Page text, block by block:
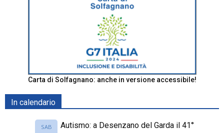
Carta di Solfagnano: anche in versione accessibile!
In calendario
SAB
Autismo: a Desenzano del Garda il 41°